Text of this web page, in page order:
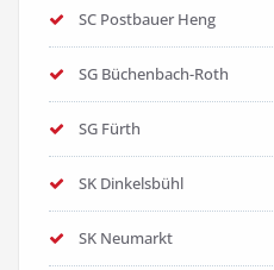
SC Postbauer Heng
SG Büchenbach-Roth
SG Fürth
SK Dinkelsbühl
SK Neumarkt